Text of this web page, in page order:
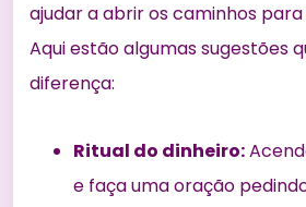
ajudar a abrir os caminhos
Aqui estão algumas sugestões
diferença:
Ritual do dinheiro:
e faça uma oração